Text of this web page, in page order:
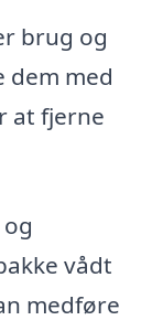
brug og
dem med
at fjerne
vådt
medføre